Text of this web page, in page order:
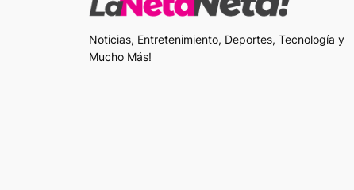
Noticias, Entretenimiento, Deportes, Tecnología y
Mucho Más!